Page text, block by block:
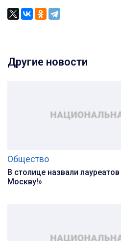
Другие новости
Общество
В столице назвали
Москву!»